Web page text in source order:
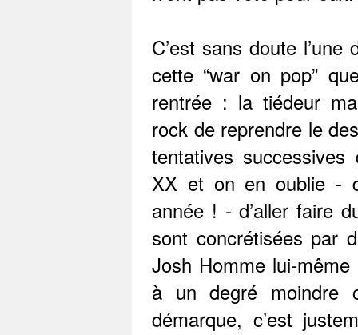
C’est sans doute
cette “war on pop”
rentrée : la tiédeur
rock de reprendre le
tentatives successives
XX et on en oublie -
année ! - d’aller faire
sont concrétisées par
Josh Homme lui-
à un degré moindre
démarque, c’est